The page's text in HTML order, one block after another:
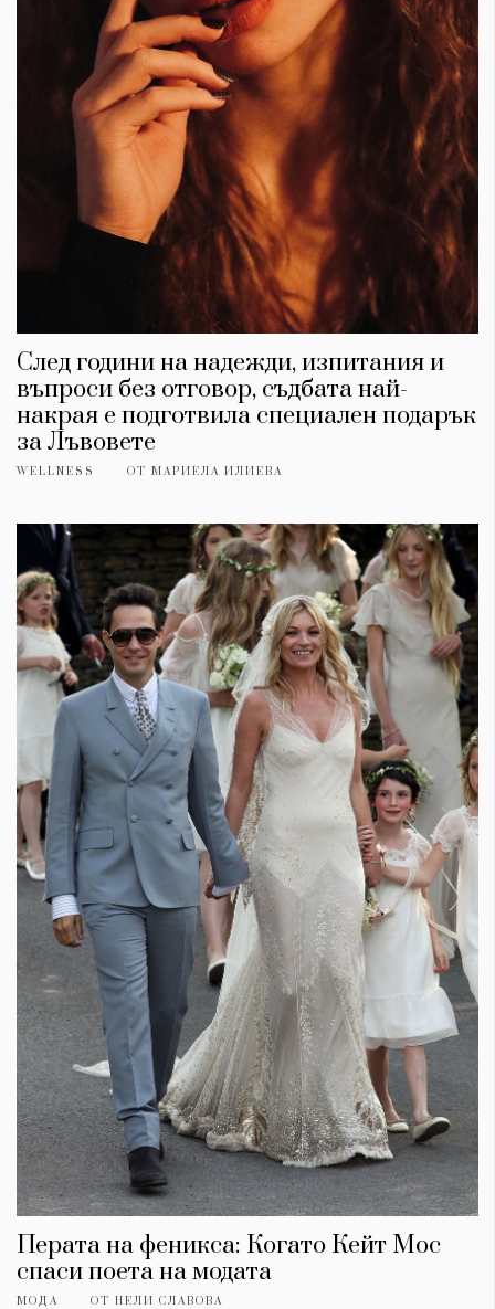
След години на надежди, изпитания и
въпроси без отговор, съдбата най-
накрая е подготвила специален подарък
за Лъвовете
WELLNESS ОТ МАРИЕЛА ИЛИЕВА
Перата на феникса: Когато Кейт Мос
спаси поета на модата
МОДА ОТ НЕЛИ СЛАВОВА